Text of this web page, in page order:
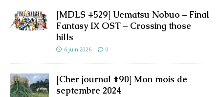
[MDLS #529] Uematsu Nobuo – Final
Fantasy IX OST – Crossing those
hills
6 juin 2026 0
[Cher journal #90] Mon mois de
septembre 2024